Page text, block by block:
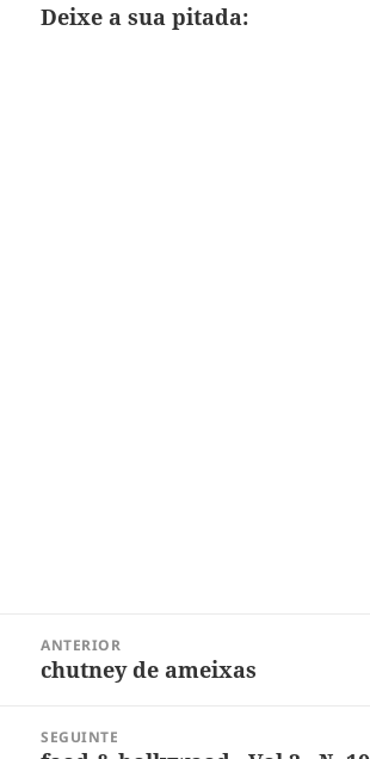
Deixe a sua pitada:
ANTERIOR
Post
chutney de ameixas
SEGUINTE